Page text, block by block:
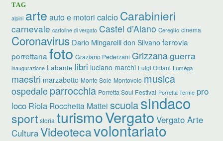
TAG
alpini arte auto e motori calcio Carabinieri
carnevale cartoline di vergato Castel d’Aiano Cereglio cinema
Coronavirus Dario Mingarelli don Silvano ferrovia
porrettana foto Graziano Pederzani Grizzanaguerra
inaugurazione Labante libri luciano marchi Luigi Ontani Lumèga
maestri marzabotto Monte Sole Montovolo musica
ospedale parrocchia Porretta Soul Festival Porretta Terme pro
loco Riola Rocchetta Mattei scuolasindaco
sport storia turismoVergato Vergato Arte
CulturaVideotecavolontariato